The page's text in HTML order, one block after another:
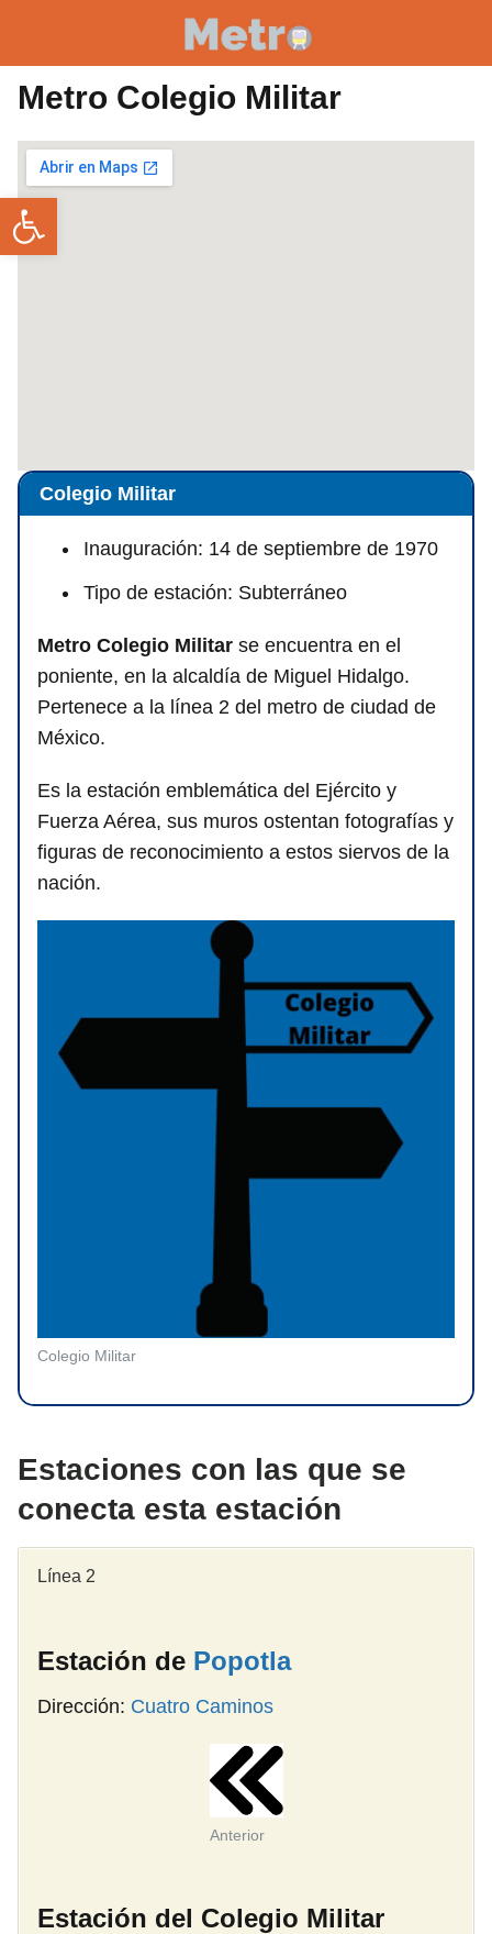
Metro Colegio Militar
Colegio Militar
Inauguración: 14 de septiembre de 1970
Tipo de estación: Subterráneo
Metro Colegio Militar se encuentra en el
poniente, en la alcaldía de Miguel Hidalgo.
Pertenece a la línea 2 del metro de ciudad de
México.
Es la estación emblemática del Ejército y
Fuerza Aérea, sus muros ostentan fotografías y
figuras de reconocimiento a estos siervos de la
nación.
Colegio Militar
Estaciones con las que se
conecta esta estación
Línea 2
Estación de Popotla
Dirección: Cuatro Caminos
Anterior
Estación del Colegio Militar
Abrir barra de herramientas